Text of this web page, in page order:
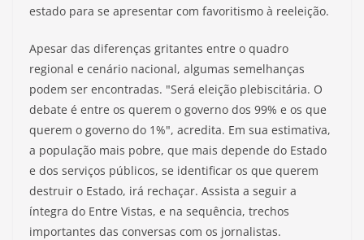
estado para se apresentar com favoritismo à reeleição.
Apesar das diferenças gritantes entre o quadro
regional e cenário nacional, algumas semelhanças
podem ser encontradas. "Será eleição plebiscitária. O
debate é entre os querem o governo dos 99% e os que
querem o governo do 1%", acredita. Em sua estimativa,
a população mais pobre, que mais depende do Estado
e dos serviços públicos, se identificar os que querem
destruir o Estado, irá rechaçar. Assista a seguir a
íntegra do Entre Vistas, e na sequência, trechos
importantes das conversas com os jornalistas.